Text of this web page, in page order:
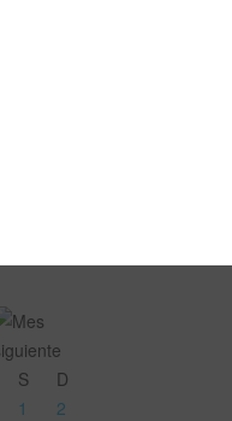
S
D
1
2